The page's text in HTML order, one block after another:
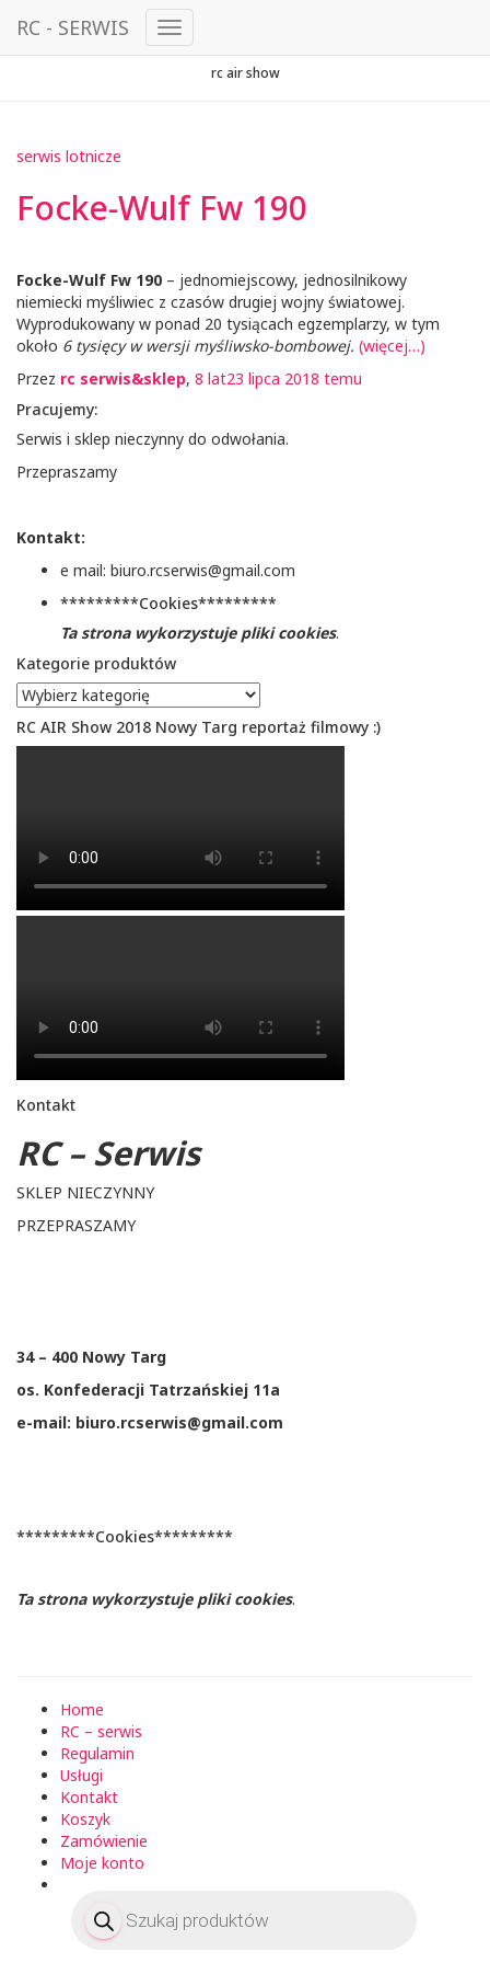
RC - SERWIS
Przełącz
Nawigacjęrc air show
serwis lotnicze
Focke-Wulf Fw 190
Focke-Wulf Fw 190 – jednomiejscowy, jednosilnikowy
niemiecki myśliwiec z czasów drugiej wojny światowej.
Wyprodukowany w ponad 20 tysiącach egzemplarzy, w tym
około 6 tysięcy w wersji myśliwsko-bombowej. (więcej…)
Przez rc serwis&sklep, 8 lat23 lipca 2018 temu
Pracujemy:
Serwis i sklep nieczynny do odwołania.
Przepraszamy
Kontakt:
e mail: biuro.rcserwis@gmail.com
*********Cookies*********
Ta strona wykorzystuje pliki cookies.
Kategorie produktów
RC AIR Show 2018 Nowy Targ reportaż filmowy :)
Kontakt
RC – Serwis
SKLEP NIECZYNNY
PRZEPRASZAMY
34 – 400 Nowy Targ
os. Konfederacji Tatrzańskiej 11a
e-mail: biuro.rcserwis@gmail.com
*********Cookies*********
Ta strona wykorzystuje pliki cookies.
Home
RC – serwis
Regulamin
Usługi
Kontakt
Koszyk
Zamówienie
Moje konto
Wyszukiwarka
produktów